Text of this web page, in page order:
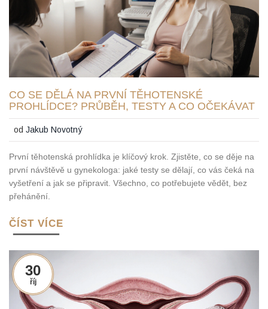
CO SE DĚLÁ NA PRVNÍ TĚHOTENSKÉ
PROHLÍDCE? PRŮBĚH, TESTY A CO OČEKÁVAT
odJakub Novotný
První těhotenská prohlídka je klíčový krok. Zjistěte, co se děje na
první návštěvě u gynekologa: jaké testy se dělají, co vás čeká na
vyšetření a jak se připravit. Všechno, co potřebujete vědět, bez
přehánění.
ČÍST VÍCE
30
říj